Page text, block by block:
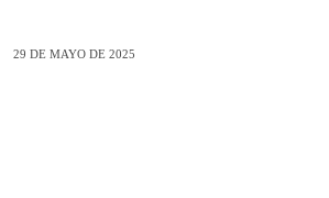
29 DE MAYO DE 2025